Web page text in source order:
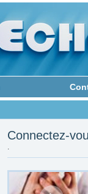
Connectez-
.